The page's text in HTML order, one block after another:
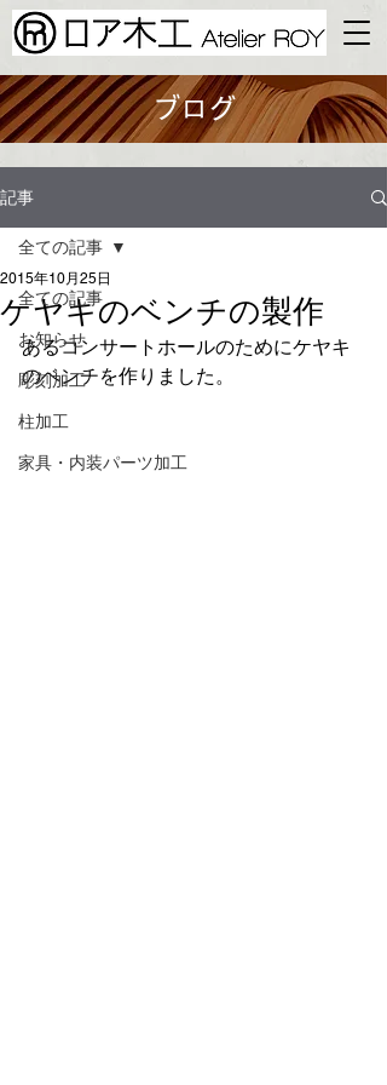
ブログ
記事
全ての記事
お知らせ
彫刻加工
柱加工
家具・内装​パーツ加工
全ての記事
ケヤキのベンチの製作
2015年10月25日
あるコンサートホールのためにケヤキ
のベンチを作りました。